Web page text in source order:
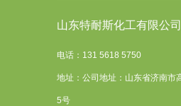
山东特耐斯化工有限公司
电话：131 5618 5750
地址：公司地址：山东省济南市
5号